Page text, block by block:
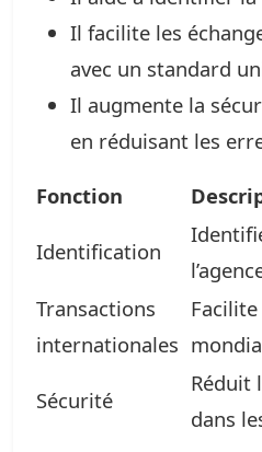
Il facilite les
avec un standard
Il augmente la
en réduisant les
Fonction
Identification
Transactions
internationales
Sécurité
Réduit
dans